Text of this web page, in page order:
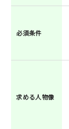
必須条件
求める人物像